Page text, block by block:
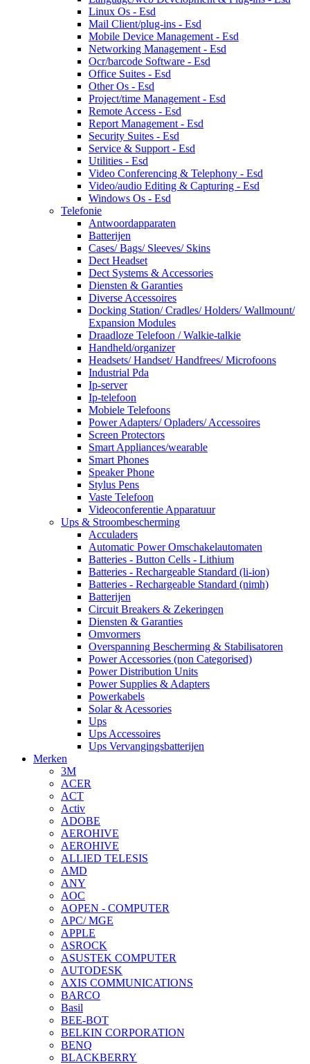
Linux Os - Esd
Mail Client/plug-ins - Esd
Mobile Device Management - Esd
Networking Management - Esd
Ocr/barcode Software - Esd
Office Suites - Esd
Other Os - Esd
Project/time Management - Esd
Remote Access - Esd
Report Management - Esd
Security Suites - Esd
Service & Support - Esd
Utilities - Esd
Video Conferencing & Telephony - Esd
Video/audio Editing & Capturing - Esd
Windows Os - Esd
Telefonie
Antwoordapparaten
Batterijen
Cases/ Bags/ Sleeves/ Skins
Dect Headset
Dect Systems & Accessories
Diensten & Garanties
Diverse Accessoires
Docking Station/ Cradles/ Holders/ Wallmount/
Expansion Modules
Draadloze Telefoon / Walkie-talkie
Handheld/organizer
Headsets/ Handset/ Handfrees/ Microfoons
Industrial Pda
Ip-server
Ip-telefoon
Mobiele Telefoons
Power Adapters/ Opladers/ Accessoires
Screen Protectors
Smart Appliances/wearable
Smart Phones
Speaker Phone
Stylus Pens
Vaste Telefoon
Videoconferentie Apparatuur
Ups & Stroombescherming
Acculaders
Automatic Power Omschakelautomaten
Batteries - Button Cells - Lithium
Batteries - Rechargeable Standard (li-ion)
Batteries - Rechargeable Standard (nimh)
Batterijen
Circuit Breakers & Zekeringen
Diensten & Garanties
Omvormers
Overspanning Bescherming & Stabilisatoren
Power Accessories (non Categorised)
Power Distribution Units
Power Supplies & Adapters
Powerkabels
Solar & Acessories
Ups
Ups Accessoires
Ups Vervangingsbatterijen
Merken
3M
ACER
ACT
Activ
ADOBE
AEROHIVE
AEROHIVE
ALLIED TELESIS
AMD
ANY
AOC
AOPEN - COMPUTER
APC/ MGE
APPLE
ASROCK
ASUSTEK COMPUTER
AUTODESK
AXIS COMMUNICATIONS
BARCO
Basil
BEE-BOT
BELKIN CORPORATION
BENQ
BLACKBERRY